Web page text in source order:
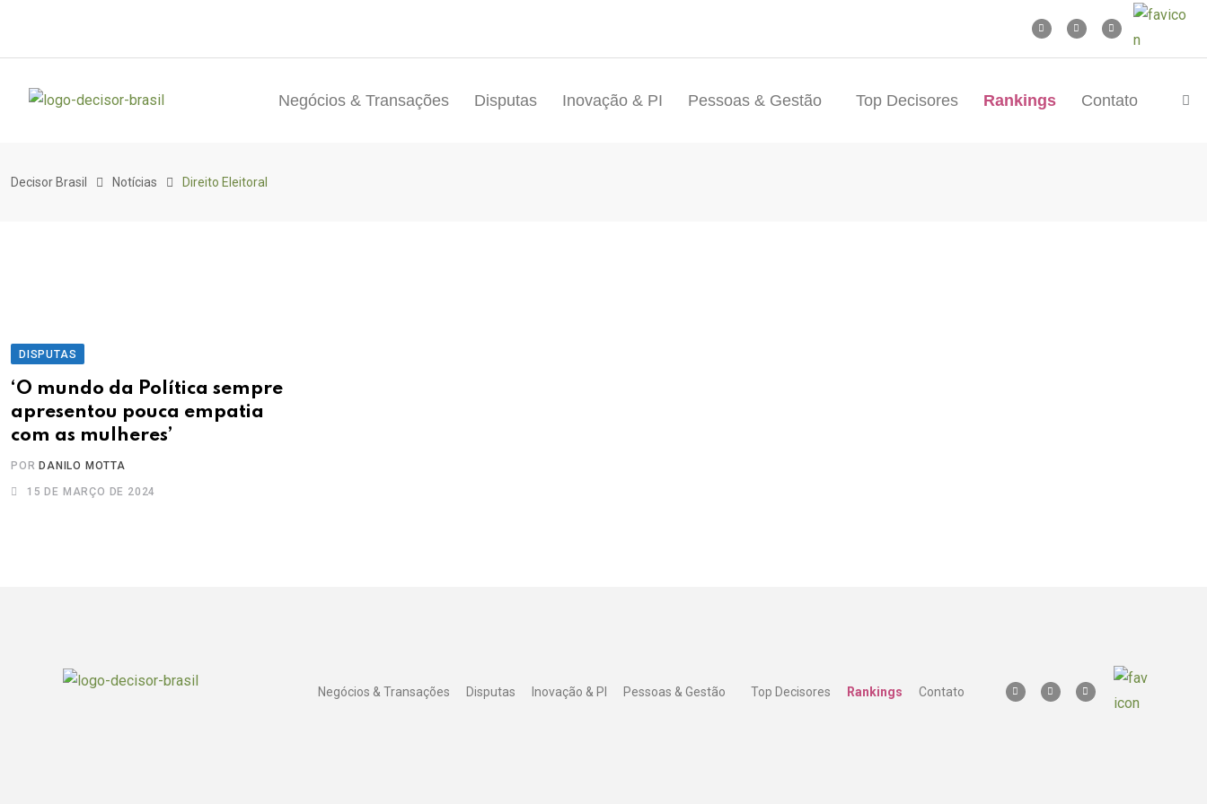
Negócios & Transações Disputas Inovação & PI Pessoas & Gestão Top Decisores Rankings Contato
Decisor Brasil Notícias Direito Eleitoral
DISPUTAS
‘O mundo da Política sempre
apresentou pouca empatia
com as mulheres’
POR DANILO MOTTA
15 DE MARÇO DE 2024
Negócios & Transações Disputas Inovação & PI Pessoas & Gestão Top Decisores Rankings Contato